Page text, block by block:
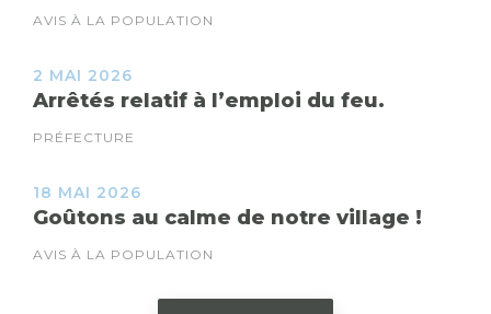
AVIS À LA POPULATION
2 MAI 2026
Arrêtés relatif à l’emploi du feu.
PRÉFECTURE
18 MAI 2026
Goûtons au calme de notre village !
AVIS À LA POPULATION